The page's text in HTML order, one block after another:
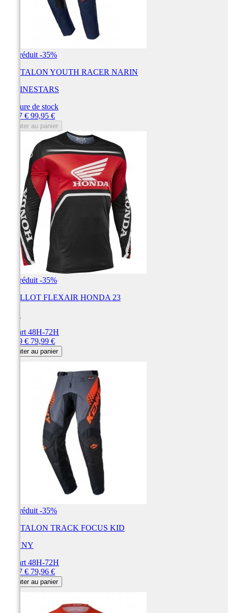
Prix réduit -35%
PANTALON YOUTH RACER NARIN
ALPINESTARS
Rupture de stock
64,97 € Prix
de
base
99,95 €
Ajouter au panier
Prix réduit -35%
MAILLOT FLEXAIR HONDA 23
Départ 48H-72H
51,99 € Prix
de
base
79,99 €
Ajouter au panier
Prix réduit -35%
PANTALON TRACK FOCUS KID
KENNY
Départ 48H-72H
51,97 € Prix
de
base
79,96 €
Ajouter au panier